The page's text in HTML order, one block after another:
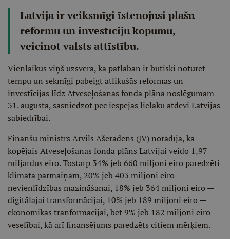
Latvija ir veiksmīgi īstenojusi plašu
reformu un investīciju kopumu,
veicinot valsts attīstību.
Vienlaikus viņš uzsvēra, ka patlaban ir būtiski noturēt
tempu un sekmīgi pabeigt atlikušās reformas un
investīcijas līdz Atveseļošanas fonda plāna noslēgumam
31. augustā, sasniedzot pēc iespējas lielāku atdevi Latvijas
sabiedrībai.
Finanšu ministrs Arvils Ašeradens (JV) norādīja, ka
kopējais Atveseļošanas fonda plāns Latvijai veido 1,97
miljardus eiro. Tostarp 34% jeb 660 miljoni eiro paredzēti
klimata pārmaiņām, 20% jeb 403 miljoni eiro
nevienlīdzības mazināšanai, 18% jeb 364 miljoni eiro —
digitālajai transformācijai, 10% jeb 189 miljoni eiro —
ekonomikas tranformācijai, bet 9% jeb 182 miljoni eiro —
veselībai, kā arī finansējums paredzēts citiem mērķiem.